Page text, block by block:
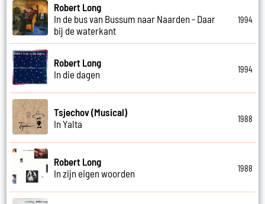
Robert Long
In de bus van Bussum naar Naarden - Daar
bij de waterkant
1994
Robert Long
In die dagen
1994
Tsjechov (Musical)
In Yalta
1988
Robert Long
In zijn eigen woorden
1988